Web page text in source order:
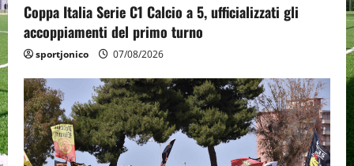
Coppa Italia Serie C1 Calcio a 5, ufficializzati gli
accoppiamenti del primo turno
sportjonico 07/08/2026